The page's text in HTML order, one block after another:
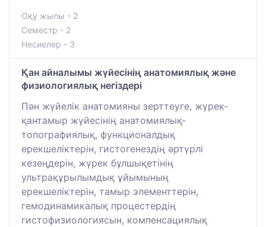
Оқу жылы - 2
Семестр - 2
Несиелер - 3
Қан айналымы жүйесінің анатомиялық және
физиологиялық негіздері
Пән жүйелік анатомияны зерттеуге, жүрек-
қантамыр жүйесінің анатомиялық-
топографиялық, функционалдық
ерекшеліктерін, гистогенездің әртүрлі
кезеңдерін, жүрек бұлшықетінің
ультрақұрылымдық ұйымының
ерекшеліктерін, тамыр элементтерін,
гемодинамикалық процестердің
гистофизиологиясын, компенсациялық